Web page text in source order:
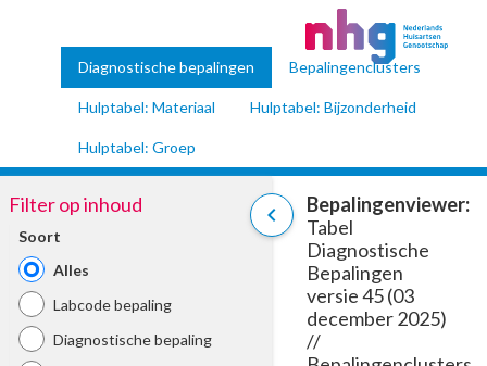
Diagnostische bepalingen Bepalingenclusters
Hulptabel: Materiaal Hulptabel: Bijzonderheid
Hulptabel: Groep
chevron_left
Filter op inhoud
Soort
Alles
Labcode bepaling
Diagnostische bepaling
Bepalingenviewer:
Tabel
Diagnostische
Bepalingen
versie 45 (03
december 2025)
//